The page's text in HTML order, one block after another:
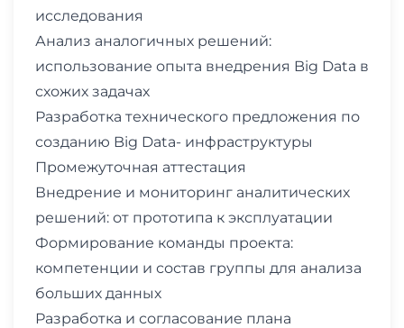
исследования
Анализ аналогичных решений:
использование опыта внедрения Big Data в
схожих задачах
Разработка технического предложения по
созданию Big Data- инфраструктуры
Промежуточная аттестация
Внедрение и мониторинг аналитических
решений: от прототипа к эксплуатации
Формирование команды проекта:
компетенции и состав группы для анализа
больших данных
Разработка и согласование плана